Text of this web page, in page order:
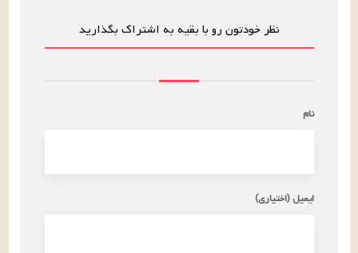
نظر خودتون رو با بقیه به اشتراک بگذارید
نام
ایمیل (اختیاری)